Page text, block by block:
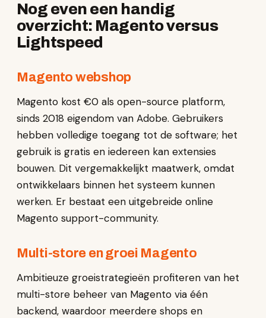
Nog even een handig
overzicht: Magento versus
Lightspeed
Magento webshop
Magento kost €0 als open-source platform,
sinds 2018 eigendom van Adobe. Gebruikers
hebben volledige toegang tot de software; het
gebruik is gratis en iedereen kan extensies
bouwen. Dit vergemakkelijkt maatwerk, omdat
ontwikkelaars binnen het systeem kunnen
werken. Er bestaat een uitgebreide online
Magento support-community.
Multi-store en groei Magento
Ambitieuze groeistrategieën profiteren van het
multi-store beheer van Magento via één
backend, waardoor meerdere shops en